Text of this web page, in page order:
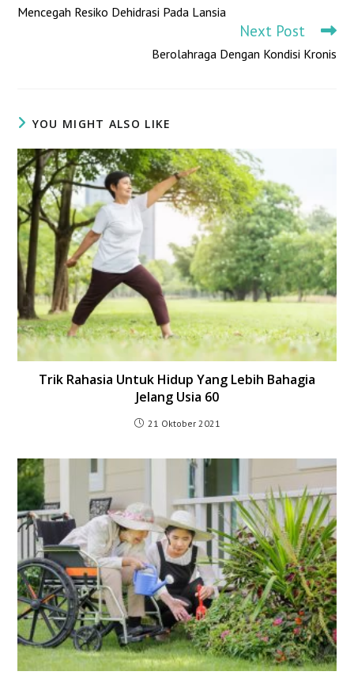
Mencegah Resiko Dehidrasi Pada Lansia
Next Post
Berolahraga Dengan Kondisi Kronis
YOU MIGHT ALSO LIKE
Trik Rahasia Untuk Hidup Yang Lebih Bahagia
Jelang Usia 60
21 Oktober 2021